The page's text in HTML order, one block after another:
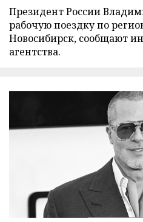
Президент России
рабочую поездку по
Новосибирск, сообщают
агентства.